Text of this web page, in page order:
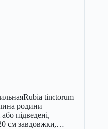
tinctorum
родини
підведені,
см завдовжки,…